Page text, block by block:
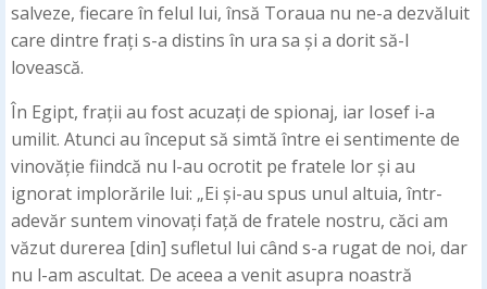
salveze, fiecare în felul lui, însă Toraua nu ne-a dezvăluit
care dintre frați s-a distins în ura sa și a dorit să-l
lovească.
În Egipt, frații au fost acuzați de spionaj, iar Iosef i-a
umilit. Atunci au început să simtă între ei sentimente de
vinovăție fiindcă nu l-au ocrotit pe fratele lor și au
ignorat implorările lui: „Ei și-au spus unul altuia, într-
adevăr suntem vinovați față de fratele nostru, căci am
văzut durerea [din] sufletul lui când s-a rugat de noi, dar
nu l-am ascultat. De aceea a venit asupra noastră